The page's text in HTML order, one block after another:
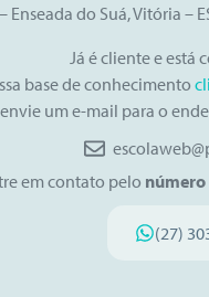
Enseada do Suá, Vitória –
Já é cliente e está
base de conhecimento
envie um e-mail para o
em contato pelo
(27)